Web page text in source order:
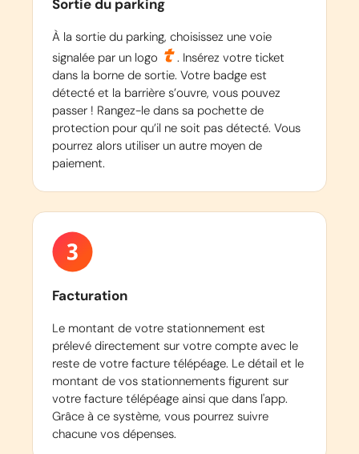
Sortie du parking
À la sortie du parking, choisissez une voie
signalée par un logo
. Insérez votre ticket
dans la borne de sortie. Votre badge est
détecté et la barrière s’ouvre, vous pouvez
passer ! Rangez-le dans sa pochette de
protection pour qu’il ne soit pas détecté. Vous
pourrez alors utiliser un autre moyen de
paiement.
Facturation
Le montant de votre stationnement est
prélevé directement sur votre compte avec le
reste de votre facture télépéage. Le détail et le
montant de vos stationnements figurent sur
votre facture télépéage ainsi que dans l'app.
Grâce à ce système, vous pourrez suivre
chacune vos dépenses.